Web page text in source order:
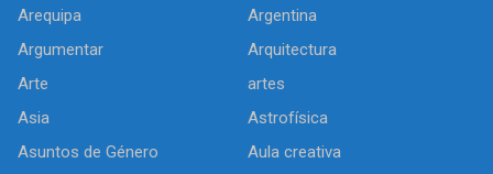
Arequipa
Argentina
Argumentar
Arquitectura
Arte
artes
Asia
Astrofísica
Asuntos de Género
Aula creativa